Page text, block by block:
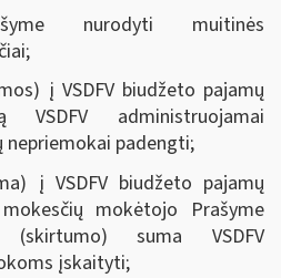
nurodyti muitinės
į VSDFV biudžeto pajamų
VSDFV administruojamai
padengti;
į VSDFV biudžeto pajamų
mokėtojo Prašyme
(skirtumo) suma VSDFV
įskaityti;